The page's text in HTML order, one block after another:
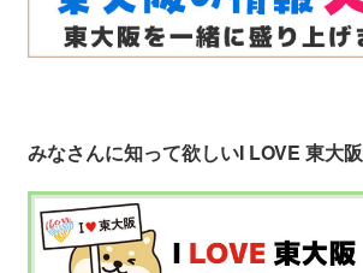
みなさんに知って欲しいI LOVE 東大阪